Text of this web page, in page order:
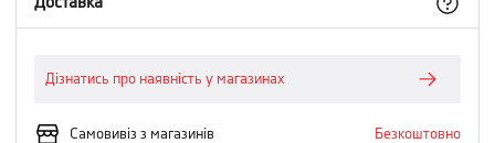
Дізнатись про наявність у магазинах
Самовивіз з магазинів Безкоштовно